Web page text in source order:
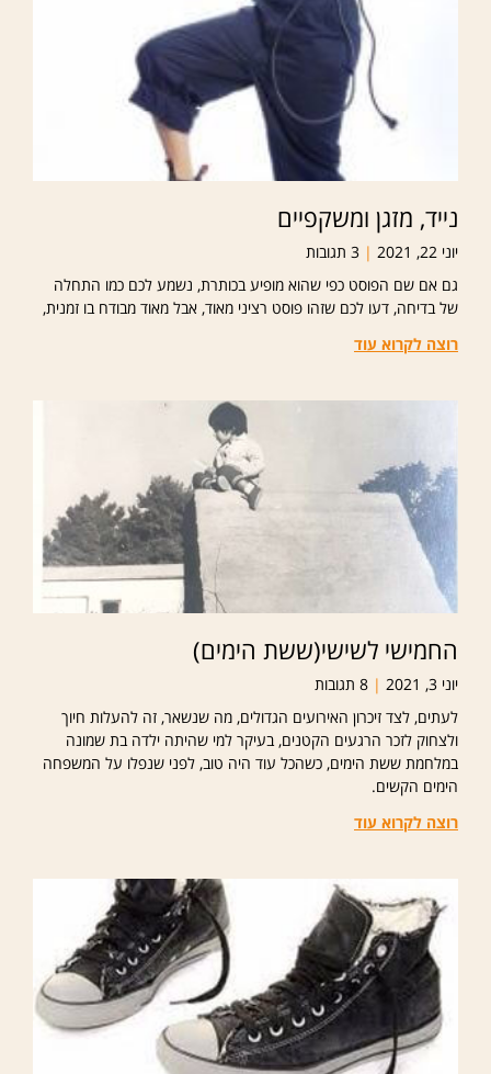
נייד, מזגן ומשקפיים
יוני 22, 2021
גם אם שם הפוסט כפי שהוא מופיע בכותרת, נשמע לכם כמו התחלה
של בדיחה, דעו לכם שזהו פוסט רציני מאוד, אבל מאוד מבודח בו זמנית,
רוצה לקרוא עוד
החמישי לשישי(ששת הימים)
יוני 3, 2021
לעתים, לצד זיכרון האירועים הגדולים, מה שנשאר, זה להעלות חיוך
ולצחוק לזכר הרגעים הקטנים, בעיקר למי שהיתה ילדה בת שמונה
במלחמת ששת הימים, כשהכל עוד היה טוב, לפני שנפלו על המשפחה
הימים הקשים.
רוצה לקרוא עוד